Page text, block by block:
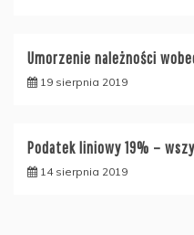
Umorzenie należności
19 sierpnia 2019
Podatek liniowy 19% –
14 sierpnia 2019